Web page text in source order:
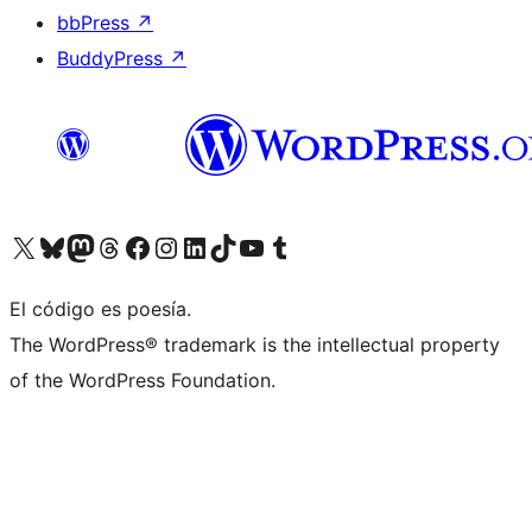
bbPress ↗
BuddyPress ↗
Visita nuestra cuenta de X (anteriormente Twitter)
Visita nuestra cuenta de Bluesky
Visita nuestra cuenta de Mastodon
Visita nuestra cuenta de Threads
Visita nuestra página de Facebook
Visita nuestra cuenta de Instagram
Visita nuestra cuenta de LinkedIn
Visita nuestra cuenta de TikTok
Visita nuestro canal de YouTube
Visita nuestra cuenta de Tumblr
El código es poesía.
The WordPress® trademark is the intellectual property
of the WordPress Foundation.